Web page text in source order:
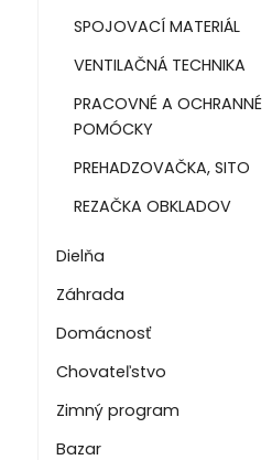
SPOJOVACÍ MATERIÁL
VENTILAČNÁ TECHNIKA
PRACOVNÉ A OCHRANNÉ
POMÓCKY
PREHADZOVAČKA, SITO
REZAČKA OBKLADOV
Dielňa
Záhrada
Domácnosť
Chovateľstvo
Zimný program
Bazar